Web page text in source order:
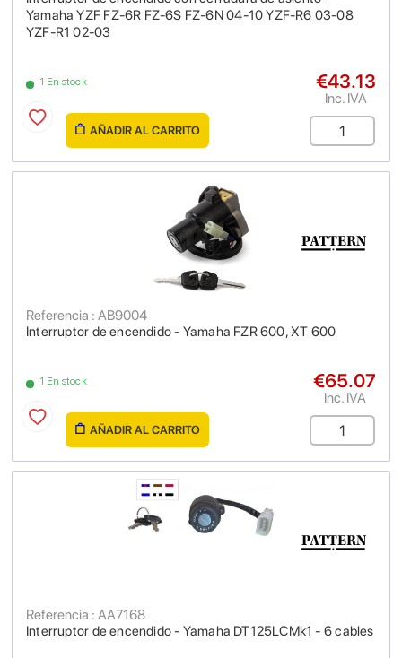
Yamaha YZF FZ-6R FZ-6S FZ-6N 04-10 YZF-R6 03-08
YZF-R1 02-03
1 En stock €43.13
Inc. IVA
AÑADIR AL CARRITO
Interruptor de encendido - Yamaha FZR 600, XT 600
Referencia : AB9004
1 En stock €65.07
Inc. IVA
AÑADIR AL CARRITO
Interruptor de encendido - Yamaha DT125LCMk1 - 6 cables
Referencia : AA7168